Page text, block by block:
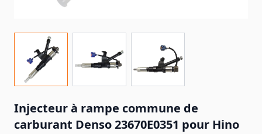
Injecteur à rampe commune de
carburant Denso 23670E0351 pour Hino